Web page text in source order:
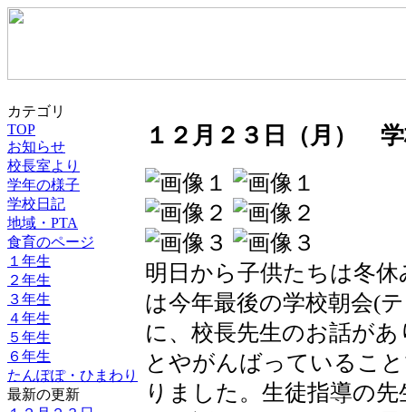
カテゴリ
TOP
お知らせ
校長室より
学年の様子
学校日記
地域・PTA
食育のページ
１年生
２年生
３年生
４年生
５年生
６年生
たんぽぽ・ひまわり
最新の更新
１２月２３日（月）
明日から子供たちは冬
は今年最後の学校朝会(
に、校長先生のお話が
とやがんばっているこ
りました。生徒指導の